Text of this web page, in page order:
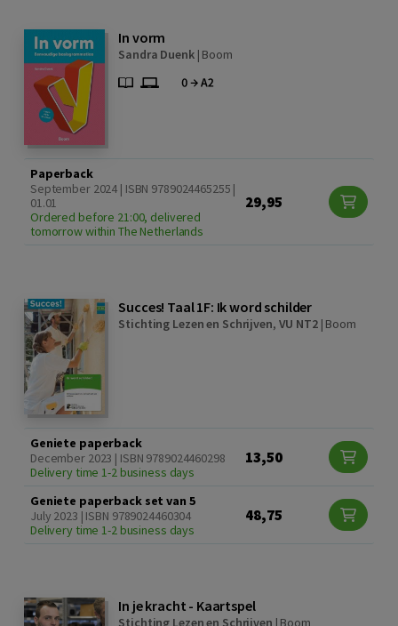
In vorm
Sandra Duenk| Boom
Paperback
September 2024 | ISBN 9789024465255 |
01.01
Ordered before 21:00, delivered
tomorrow within The Netherlands
29,95
Succes! Taal 1F: Ik word schilder
Stichting Lezen en Schrijven, VU NT2| Boom
Geniete paperback
December 2023 | ISBN 9789024460298
Delivery time 1-2 business days
13,50
Geniete paperback set van 5
July 2023 | ISBN 9789024460304
Delivery time 1-2 business days
48,75
In je kracht - Kaartspel
Stichting Lezen en Schrijven | Boom